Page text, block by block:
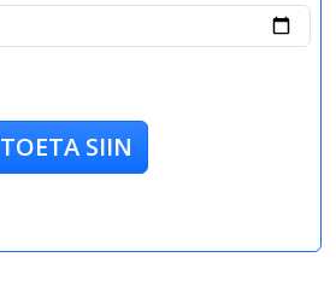
TOETA SIIN